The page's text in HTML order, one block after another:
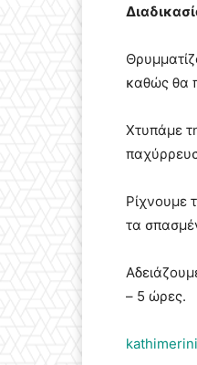
καθώς θα
Χτυπάμε
Ρίχνουμε
τα
– 5 ώρες.